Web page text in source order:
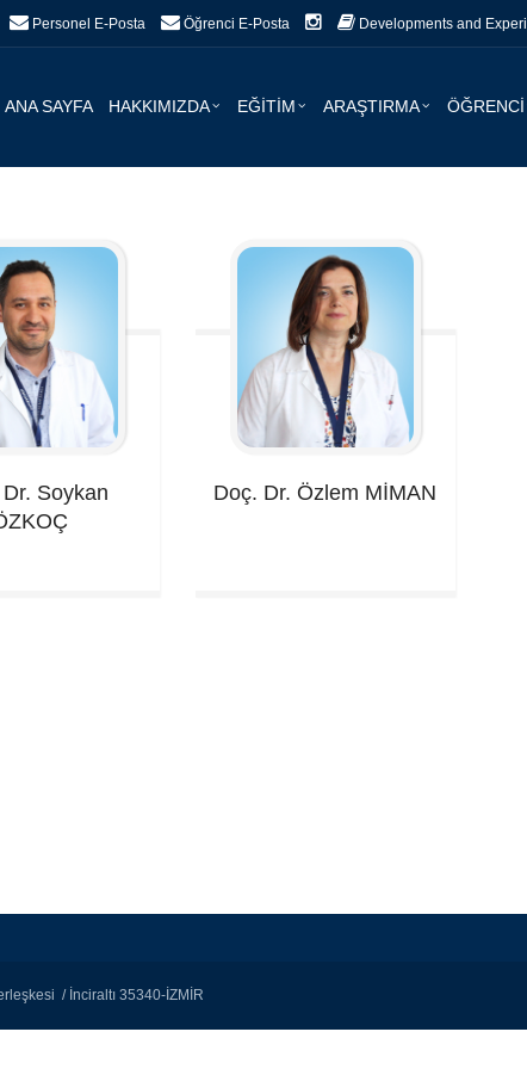
Personel E-Posta Öğrenci E-Posta Developments and
ANA SAYFA HAKKIMIZDA EĞİTİM ARAŞTIRMA ÖĞRENCİ
Soykan
Doç. Dr. Özlem MİMAN
/ İnciraltı 35340-İZMİR